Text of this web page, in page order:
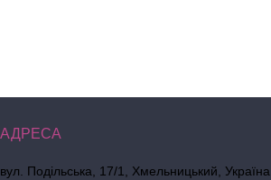
вул. Подільська, 17/1, Хмельницький, Україна